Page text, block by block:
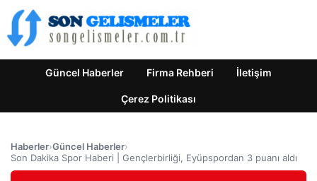
Güncel Haberler Firma Rehberi İletişim
Çerez Politikası
Haberler›Güncel Haberler›
Son Dakika Spor Haberi | Gençlerbirliği, Eyüpspordan 3 puanı aldı